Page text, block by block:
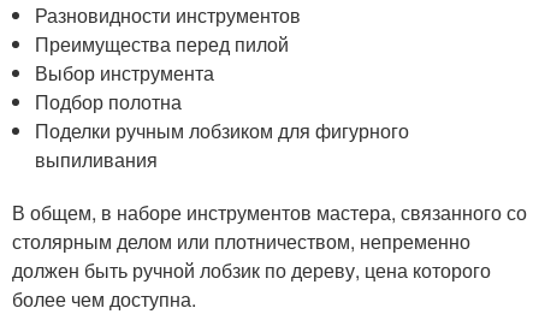
Разновидности инструментов
Преимущества перед пилой
Выбор инструмента
Подбор полотна
Поделки ручным лобзиком для фигурного
выпиливания
В общем, в наборе инструментов мастера, связанного со
столярным делом или плотничеством, непременно
должен быть ручной лобзик по дереву, цена которого
более чем доступна.